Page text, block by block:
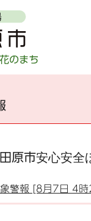
田原市安心安全
警報 [8月7日 4時